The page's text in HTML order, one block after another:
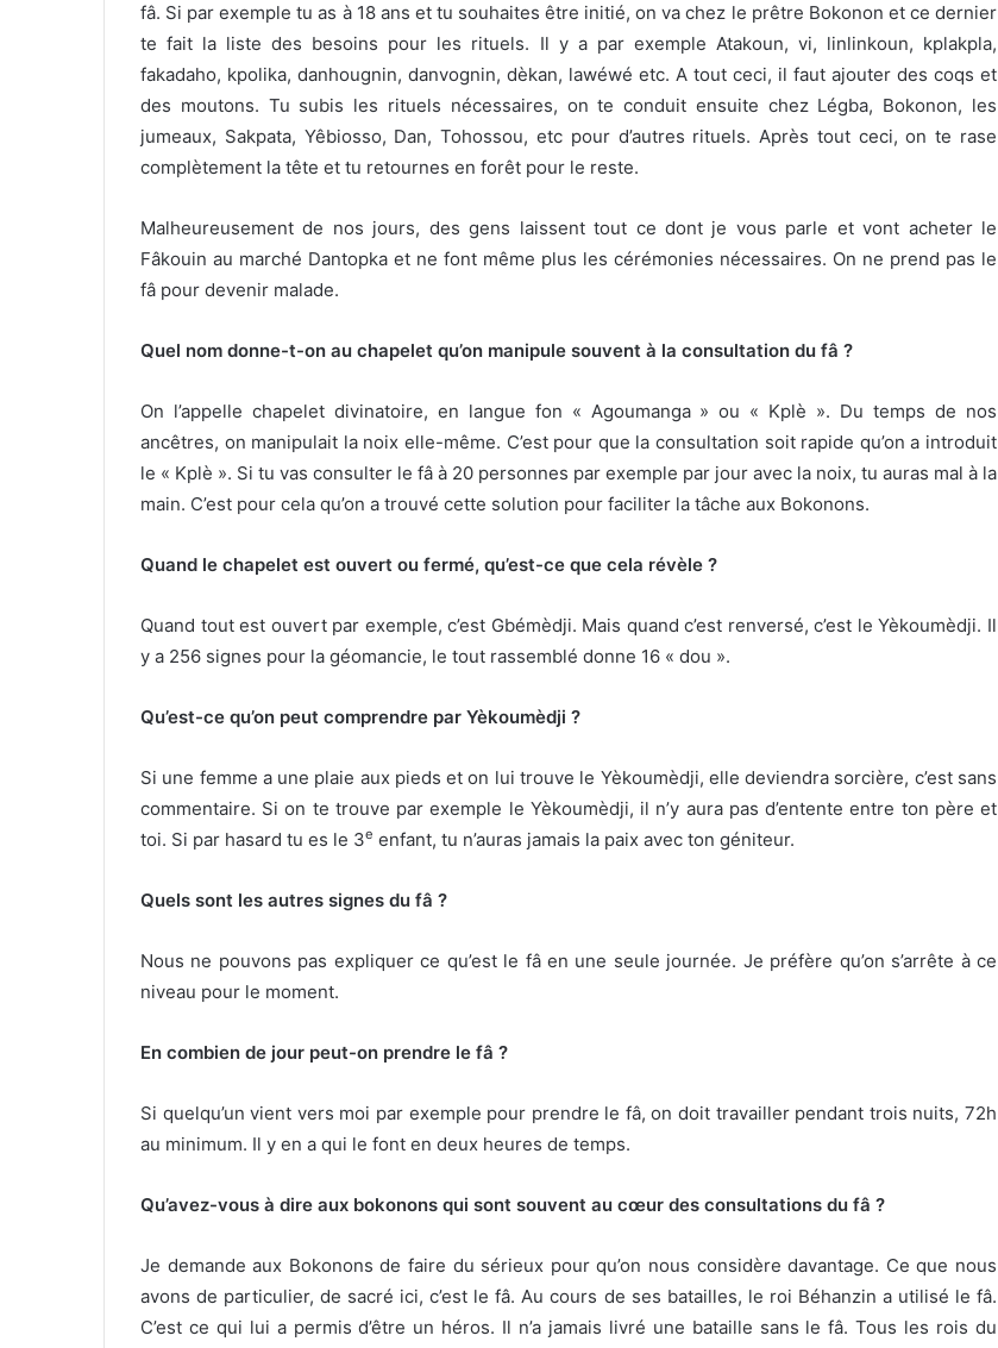
fâ. Si par exemple tu as à 18 ans et tu souhaites être initié, on va chez le prêtre Bokonon et ce dernier
te fait la liste des besoins pour les rituels. Il y a par exemple Atakoun, vi, linlinkoun, kplakpla,
fakadaho, kpolika, danhougnin, danvognin, dèkan, lawéwé etc. A tout ceci, il faut ajouter des coqs et
des moutons. Tu subis les rituels nécessaires, on te conduit ensuite chez Légba, Bokonon, les
jumeaux, Sakpata, Yêbiosso, Dan, Tohossou, etc pour d’autres rituels. Après tout ceci, on te rase
complètement la tête et tu retournes en forêt pour le reste.
Malheureusement de nos jours, des gens laissent tout ce dont je vous parle et vont acheter le
Fâkouin au marché Dantopka et ne font même plus les cérémonies nécessaires. On ne prend pas le
fâ pour devenir malade.
Quel nom donne-t-on au chapelet qu’on manipule souvent à la consultation du fâ ?
On l’appelle chapelet divinatoire, en langue fon « Agoumanga » ou « Kplè ». Du temps de nos
ancêtres, on manipulait la noix elle-même. C’est pour que la consultation soit rapide qu’on a introduit
le « Kplè ». Si tu vas consulter le fâ à 20 personnes par exemple par jour avec la noix, tu auras mal à la
main. C’est pour cela qu’on a trouvé cette solution pour faciliter la tâche aux Bokonons.
Quand le chapelet est ouvert ou fermé, qu’est-ce que cela révèle ?
Quand tout est ouvert par exemple, c’est Gbémèdji. Mais quand c’est renversé, c’est le Yèkoumèdji. Il
y a 256 signes pour la géomancie, le tout rassemblé donne 16 « dou ».
Qu’est-ce qu’on peut comprendre par Yèkoumèdji ?
Si une femme a une plaie aux pieds et on lui trouve le Yèkoumèdji, elle deviendra sorcière, c’est sans
commentaire. Si on te trouve par exemple le Yèkoumèdji, il n’y aura pas d’entente entre ton père et
toi. Si par hasard tu es le 3e enfant, tu n’auras jamais la paix avec ton géniteur.
Quels sont les autres signes du fâ ?
Nous ne pouvons pas expliquer ce qu’est le fâ en une seule journée. Je préfère qu’on s’arrête à ce
niveau pour le moment.
En combien de jour peut-on prendre le fâ ?
Si quelqu’un vient vers moi par exemple pour prendre le fâ, on doit travailler pendant trois nuits, 72h
au minimum. Il y en a qui le font en deux heures de temps.
Qu’avez-vous à dire aux bokonons qui sont souvent au cœur des consultations du fâ ?
Je demande aux Bokonons de faire du sérieux pour qu’on nous considère davantage. Ce que nous
avons de particulier, de sacré ici, c’est le fâ. Au cours de ses batailles, le roi Béhanzin a utilisé le fâ.
C’est ce qui lui a permis d’être un héros. Il n’a jamais livré une bataille sans le fâ. Tous les rois du